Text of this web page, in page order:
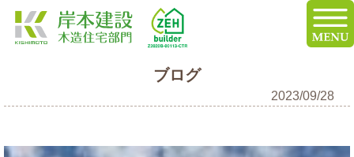
ブログ
2023/09/28